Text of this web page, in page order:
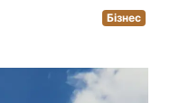
Бізнес